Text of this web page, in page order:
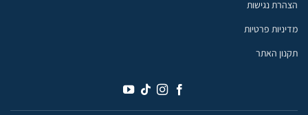
הצהרת נגישות
מדיניות פרטיות
תקנון האתר